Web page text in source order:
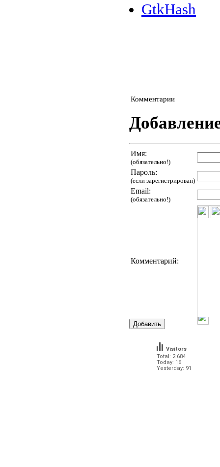
GtkHash
Комментарии
Имя:
(обязательно!)
Пароль:
(если зарегистрирован)
Email:
(обязательно!)
Комментарий:
Total: 2 684
Today: 16
Yesterday: 91
Visitors